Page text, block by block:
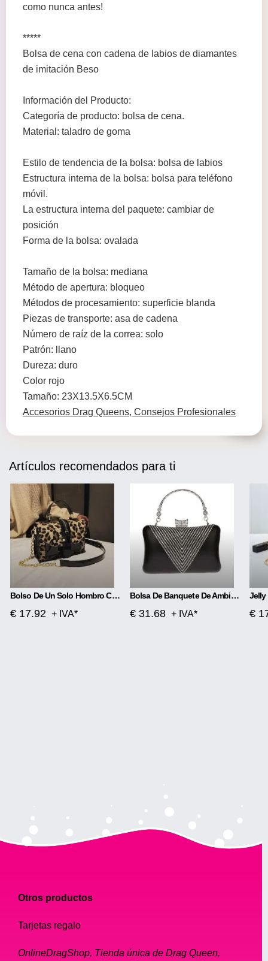
como nunca antes!
*****
Bolsa de cena con cadena de labios de diamantes
de imitación Beso
Información del Producto:
Categoría de producto: bolsa de cena.
Material: taladro de goma
Estilo de tendencia de la bolsa: bolsa de labios
Estructura interna de la bolsa: bolsa para teléfono
móvil.
La estructura interna del paquete: cambiar de
posición
Forma de la bolsa: ovalada
Tamaño de la bolsa: mediana
Método de apertura: bloqueo
Métodos de procesamiento: superficie blanda
Piezas de transporte: asa de cadena
Número de raíz de la correa: solo
Patrón: llano
Dureza: duro
Color rojo
Tamaño: 23X13.5X6.5CM
Accesorios Drag Queens, Consejos Profesionales
Artículos recomendados para ti
Bolso De Un Solo Hombro Con Estampado De Leopardo
€ 17.92 + IVA*
Bolsa De Banquete De Ambiente Lujoso Con Diamantes De Imitación
€ 31.68 + IVA* €
Otros productos
Tarjetas regalo
OnlineDragShop, Tienda única de Drag Queen,